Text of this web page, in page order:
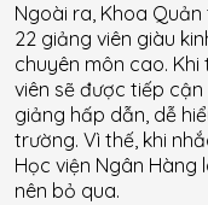
Ngoài ra, Khoa
22 giảng viên giàu
chuyên môn cao.
viên sẽ được tiếp
giảng hấp dẫn, dễ
trường. Vì thế, khi
Học viện Ngân
nên bỏ qua.